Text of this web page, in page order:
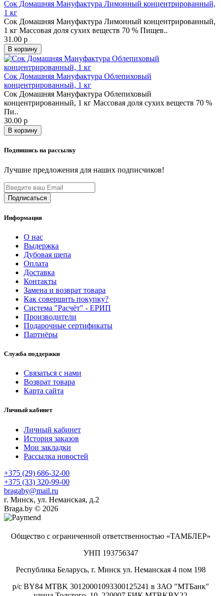
Сок Домашняя Мануфактура Лимонный концентрированный,
1 кг
Сок Домашняя Мануфактура Лимонный концентрированный,
1 кг Массовая доля сухих веществ 70 % Пищев..
31.00 р
В корзину
Сок Домашняя Мануфактура Облепиховый
концентрированный, 1 кг
Сок Домашняя Мануфактура Облепиховый
концентрированный, 1 кг Массовая доля сухих веществ 70 %
Пи..
30.00 р
В корзину
Подпишись на рассылку
Лучшие предложения для наших подписчиков!
Информация
О нас
Выдержка
Дубовая щепа
Оплата
Доставка
Контакты
Замена и возврат товара
Как совершить покупку?
Система "Расчёт" - ЕРИП
Производители
Подарочные сертификаты
Партнёры
Служба поддержки
Связаться с нами
Возврат товара
Карта сайта
Личный кабинет
Личный кабинет
История заказов
Мои закладки
Рассылка новостей
+375 (29) 686-32-00
+375 (33) 320-99-00
bragaby@mail.ru
г. Минск, ул. Неманская, д.2
Braga.by © 2026
Общество с ограниченной ответственностью «ТАМБЛЕР»
УНП 193756347
Республика Беларусь, г. Минск ул. Неманская 4 пом 198
р/с BY84 MTBK 30120001093300125241 в ЗАО "МТБанк"